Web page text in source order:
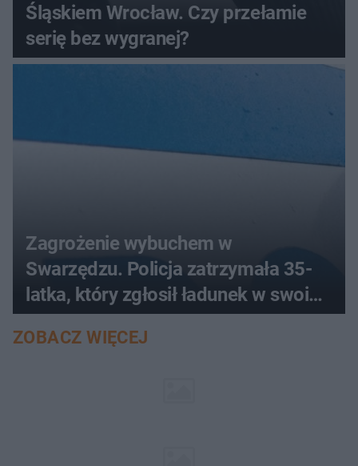
Śląskiem Wrocław. Czy przełamie
serię bez wygranej?
Zagrożenie wybuchem w
Swarzędzu. Policja zatrzymała 35-
latka, który zgłosił ładunek w swoim
aucie
ZOBACZ WIĘCEJ